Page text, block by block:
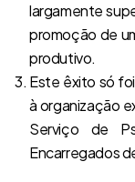
largamente
promoção de
produtivo.
Este êxito só
à organização
Serviço de
Encarregados